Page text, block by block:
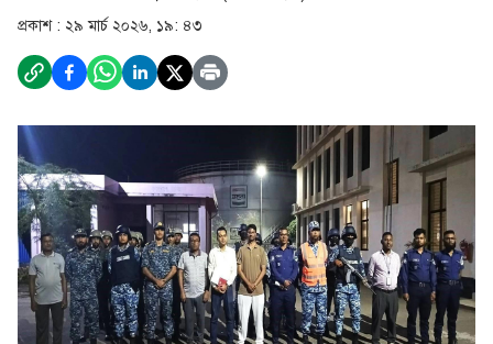
প্রকাশ : ২৯ মার্চ ২০২৬, ১৯: ৪৩